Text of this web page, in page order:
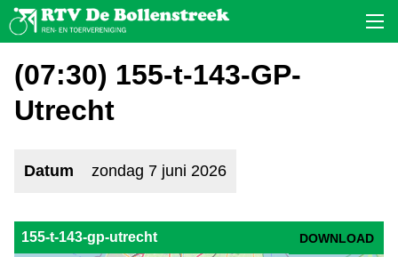
(07:30) 155-t-143-GP-
Utrecht
Datum zondag 7 juni 2026
155-t-143-gp-utrecht DOWNLOAD